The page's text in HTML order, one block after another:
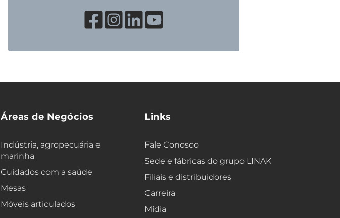
Áreas de Negócios
Indústria, agropecuária e
marinha
Cuidados com a saúde
Mesas
Móveis articulados
Links
Fale Conosco
Sede e fábricas do grupo LINAK
Filiais e distribuidores
Carreira
Mídia